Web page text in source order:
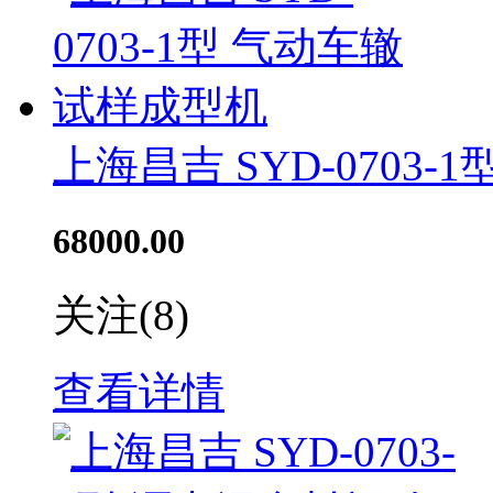
上海昌吉 SYD-0703-
68000.00
关注(8)
查看详情